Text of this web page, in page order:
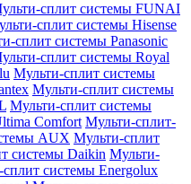
сплит системы FUNAI
сплит системы Hisense
сплит системы Panasonic
сплит системы Royal
Мульти-сплит системы
Мульти-сплит системы
Мульти-сплит системы
Comfort Мульти-сплит-
AUX Мульти-сплит
системы Daikin Мульти-
системы Energolux